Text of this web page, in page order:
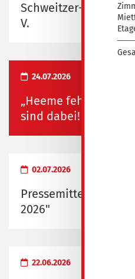
Schweitzer-
V.
24.07.2026
„Heeme fehlste“ und
sind dabei!
02.07.2026
Pressemitteilung
2026"
22.06.2026